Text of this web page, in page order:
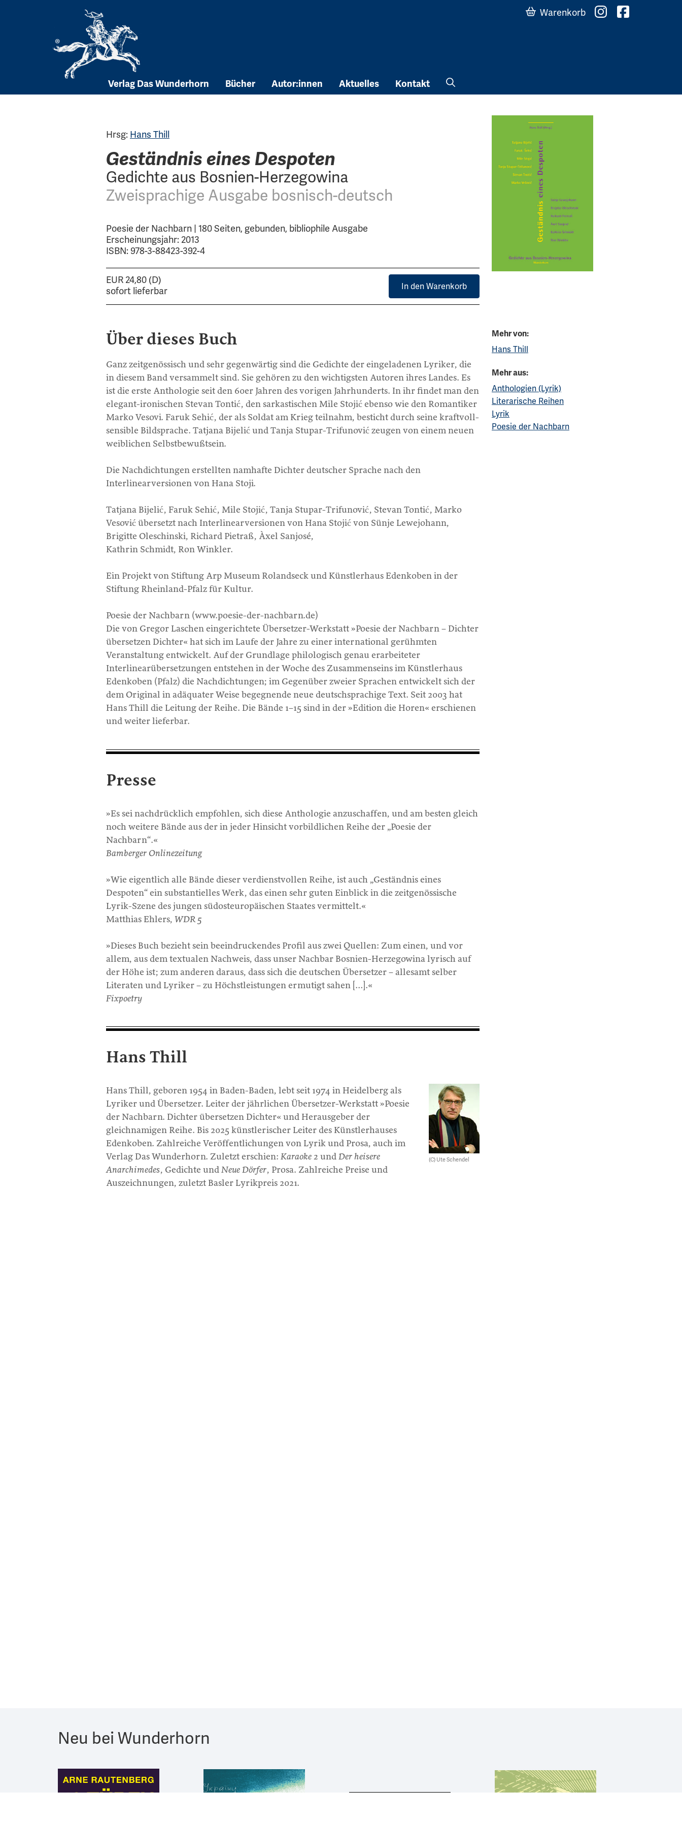
Verlag Das Wunderhorn Bücher Autor:innen Aktuelles Kontakt
Warenkorb
Hrsg: Hans Thill
Geständnis eines Despoten
Gedichte aus Bosnien-Herzegowina
Zweisprachige Ausgabe bosnisch-deutsch
Poesie der Nachbarn | 180 Seiten, gebunden, bibliophile Ausgabe
Erscheinungsjahr: 2013
ISBN: 978-3-88423-392-4
EUR 24,80 (D)
sofort lieferbar
In den Warenkorb
Über dieses Buch
Ganz zeitgenössisch und sehr gegenwärtig sind die Gedichte der eingeladenen Lyriker, die
in diesem Band versammelt sind. Sie gehören zu den wichtigsten Autoren ihres Landes. Es
ist die erste Anthologie seit den 60er Jahren des vorigen Jahrhunderts. In ihr findet man den
elegant-ironischen Stevan Tontić, den sarkastischen Mile Stojić ebenso wie den Romantiker
Marko Vesovi. Faruk Sehić, der als Soldat am Krieg teilnahm, besticht durch seine kraftvoll-
sensible Bildsprache. Tatjana Bijelić und Tanja Stupar-Trifunović zeugen von einem neuen
weiblichen Selbstbewußtsein.
Die Nachdichtungen erstellten namhafte Dichter deutscher Sprache nach den
Interlinearversionen von Hana Stoji.
Tatjana Bijelić, Faruk Sehić, Mile Stojić, Tanja Stupar-Trifunović, Stevan Tontić, Marko
Vesović übersetzt nach Interlinearversionen von Hana Stojić von Sünje Lewejohann,
Brigitte Oleschinski, Richard Pietraß, Àxel Sanjosé,
Kathrin Schmidt, Ron Winkler.
Ein Projekt von Stiftung Arp Museum Rolandseck und Künstlerhaus Edenkoben in der
Stiftung Rheinland-Pfalz für Kultur.
Poesie der Nachbarn (www.poesie-der-nachbarn.de)
Die von Gregor Laschen eingerichtete Übersetzer-Werkstatt »Poesie der Nachbarn – Dichter
übersetzen Dichter« hat sich im Laufe der Jahre zu einer international gerühmten
Veranstaltung entwickelt. Auf der Grundlage philologisch genau erarbeiteter
Interlinearübersetzungen entstehen in der Woche des Zusammenseins im Künstlerhaus
Edenkoben (Pfalz) die Nachdichtungen; im Gegenüber zweier Sprachen entwickelt sich der
dem Original in adäquater Weise begegnende neue deutschsprachige Text. Seit 2003 hat
Hans Thill die Leitung der Reihe. Die Bände 1–15 sind in der »Edition die Horen« erschienen
und weiter lieferbar.
Presse
»Es sei nachdrücklich empfohlen, sich diese Anthologie anzuschaffen, und am besten gleich
noch weitere Bände aus der in jeder Hinsicht vorbildlichen Reihe der „Poesie der
Nachbarn“.«
Bamberger Onlinezeitung
»Wie eigentlich alle Bände dieser verdienstvollen Reihe, ist auch „Geständnis eines
Despoten“ ein substantielles Werk, das einen sehr guten Einblick in die zeitgenössische
Lyrik-Szene des jungen südosteuropäischen Staates vermittelt.«
Matthias Ehlers, WDR 5
»Dieses Buch bezieht sein beeindruckendes Profil aus zwei Quellen: Zum einen, und vor
allem, aus dem textualen Nachweis, dass unser Nachbar Bosnien-Herzegowina lyrisch auf
der Höhe ist; zum anderen daraus, dass sich die deutschen Übersetzer – allesamt selber
Literaten und Lyriker – zu Höchstleistungen ermutigt sahen […].«
Fixpoetry
Hans Thill
(C) Ute Schendel
Hans Thill, geboren 1954 in Baden-Baden, lebt seit 1974 in Heidelberg als
Lyriker und Übersetzer. Leiter der jährlichen Übersetzer-Werkstatt »Poesie
der Nachbarn. Dichter übersetzen Dichter« und Herausgeber der
gleichnamigen Reihe. Bis 2025 künstlerischer Leiter des Künstlerhauses
Edenkoben. Zahlreiche Veröffentlichungen von Lyrik und Prosa, auch im
Verlag Das Wunderhorn. Zuletzt erschien: Karaoke 2 und Der heisere
Anarchimedes, Gedichte und Neue Dörfer, Prosa. Zahlreiche Preise und
Auszeichnungen, zuletzt Basler Lyrikpreis 2021.
Mehr von:
Hans Thill
Mehr aus:
Anthologien (Lyrik)
Literarische Reihen
Lyrik
Poesie der Nachbarn
Neu bei Wunderhorn